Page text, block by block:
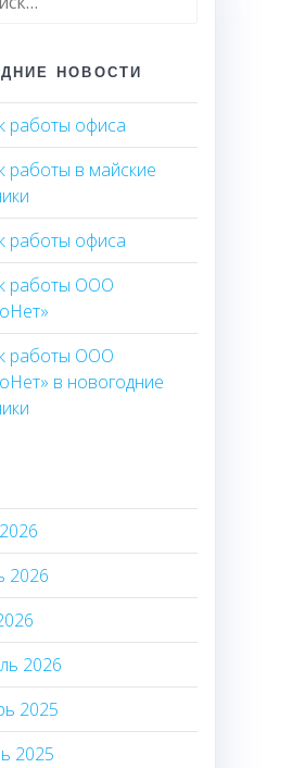
НОВОСТИ
работы офиса
работы в майские
работы офиса
работы ООО
работы ООО
в новогодние
2026
2026
2025
2025